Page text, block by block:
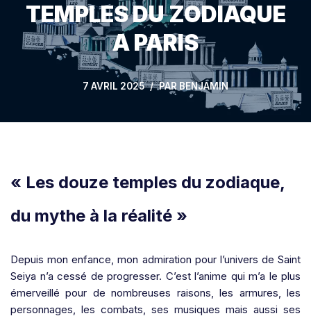
TEMPLES DU ZODIAQUE
A PARIS
7 AVRIL 2025 PAR BENJAMIN
« Les douze temples du zodiaque,
du mythe à la réalité »
Depuis mon enfance, mon admiration pour l’univers de Saint
Seiya n’a cessé de progresser. C’est l’anime qui m’a le plus
émerveillé pour de nombreuses raisons, les armures, les
personnages, les combats, ses musiques mais aussi ses